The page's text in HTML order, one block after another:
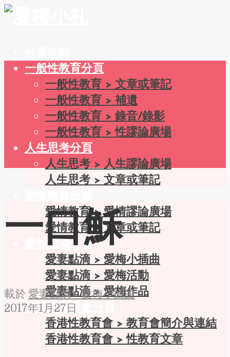
一般性教育分頁
一般性教育 > 文章或筆記
一般性教育 > 補遺
一般性教育 > 錄音/錄影
一般性教育 > 性謬論廣場
人生思考分頁
人生思考 > 人生謬論廣場
人生思考 > 文章或筆記
愛情教育 > 愛情謬論廣場
愛情教育 > 文章或筆記
愛妻點滴分頁
愛妻點滴 > 愛梅小插曲
愛妻點滴 > 愛梅活動
愛妻點滴 > 愛梅作品
香港性教育會分頁
香港性教育會 > 教育會簡介與連結
香港性教育會 > 性教育文章
一口穌
載於 愛妻點滴 > 愛梅小插曲
2017年1月27日